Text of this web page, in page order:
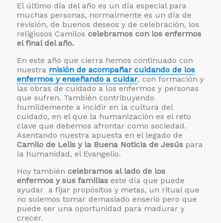
El último día del año es un día especial para
muchas personas, normalmente es un día de
revisión, de buenos deseos y de celebración, los
religiosos Camilos celebramos con los enfermos
el final del año.
En este año que cierra hemos continuado con
nuestra misión de acompañar cuidando de los
enfermos y enseñando a cuidar, con formación y
las obras de cuidado a los enfermos y personas
que sufren. También contribuyendo
humildemente a incidir en la cultura del
cuidado, en el que la humanización es el reto
clave que debemos afrontar como sociedad.
Asentando nuestra apuesta en el legado de
Camilo de Lelis y la Buena Noticia de Jesús para
la humanidad, el Evangelio.
Hoy también celebramos al lado de los
enfermos y sus familias este día que puede
ayudar a fijar propósitos y metas, un ritual que
no solemos tomar demasiado enserio pero que
puede ser una oportunidad para madurar y
crecer.